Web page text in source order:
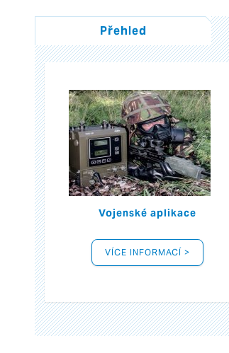
Přehled
Vojenské aplikace
VÍCE INFORMACÍ >